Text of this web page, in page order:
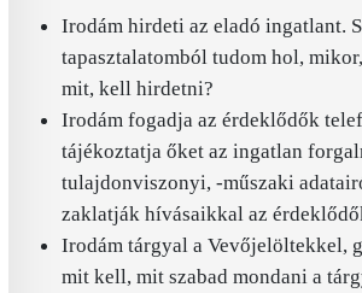
Irodám hirdeti az eladó ingatlant.
tapasztalatomból tudom hol,
mit, kell hirdetni?
Irodám fogadja az érdeklődők
tájékoztatja őket az ingatlan
tulajdonviszonyi, -műszaki
zaklatják hívásaikkal az
Irodám tárgyal a Vevőjelöltekkel,
mit kell, mit szabad mondani a